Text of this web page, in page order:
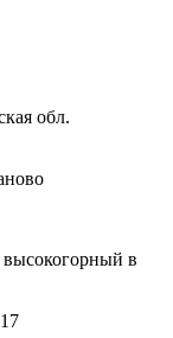
обл.
высокогорный в